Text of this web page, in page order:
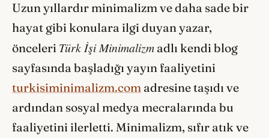
Uzun yıllardır minimalizm ve daha sade bir
hayat gibi konulara ilgi duyan yazar,
önceleri Türk İşi Minimalizm adlı kendi blog
sayfasında başladığı yayın faaliyetini
turkisiminimalizm.com adresine taşıdı ve
ardından sosyal medya mecralarında bu
faaliyetini ilerletti. Minimalizm, sıfır atık ve